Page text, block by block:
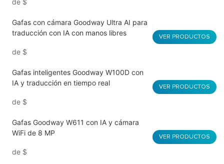
de $
Gafas con cámara Goodway Ultra AI para
traducción con IA con manos libres
de $
VER PRODUCTOS
Gafas inteligentes Goodway W100D con
IA y traducción en tiempo real
de $
VER PRODUCTOS
Gafas Goodway W611 con IA y cámara
WiFi de 8 MP
de $
VER PRODUCTOS